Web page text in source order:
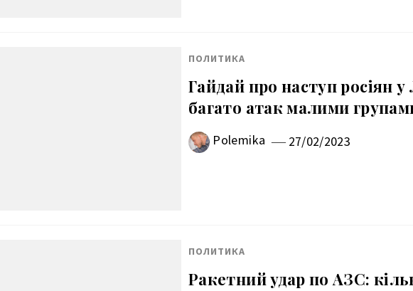
ПОЛИТИКА
Гайдай про наступ росіян у
багато атак малими
Polemika 27/02/2023
ПОЛИТИКА
Ракетний удар по АЗС: